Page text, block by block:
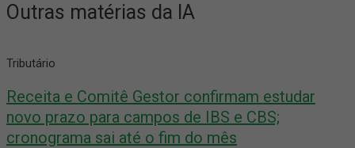
Outras matérias da IA
Tributário
Receita e Comitê Gestor confirmam estudar
novo prazo para campos de IBS e CBS;
cronograma sai até o fim do mês